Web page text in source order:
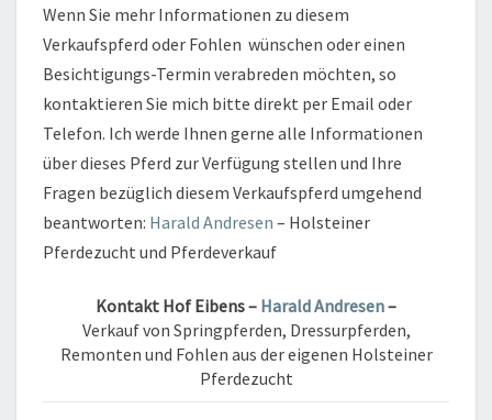
Wenn Sie mehr Informationen zu diesem
Verkaufspferd oder Fohlen wünschen oder einen
Besichtigungs-Termin verabreden möchten, so
kontaktieren Sie mich bitte direkt per Email oder
Telefon. Ich werde Ihnen gerne alle Informationen
über dieses Pferd zur Verfügung stellen und Ihre
Fragen bezüglich diesem Verkaufspferd umgehend
beantworten: Harald Andresen – Holsteiner
Pferdezucht und Pferdeverkauf
Kontakt Hof Eibens – Harald Andresen–
Verkauf von Springpferden, Dressurpferden,
Remonten und Fohlen aus der eigenen Holsteiner
Pferdezucht